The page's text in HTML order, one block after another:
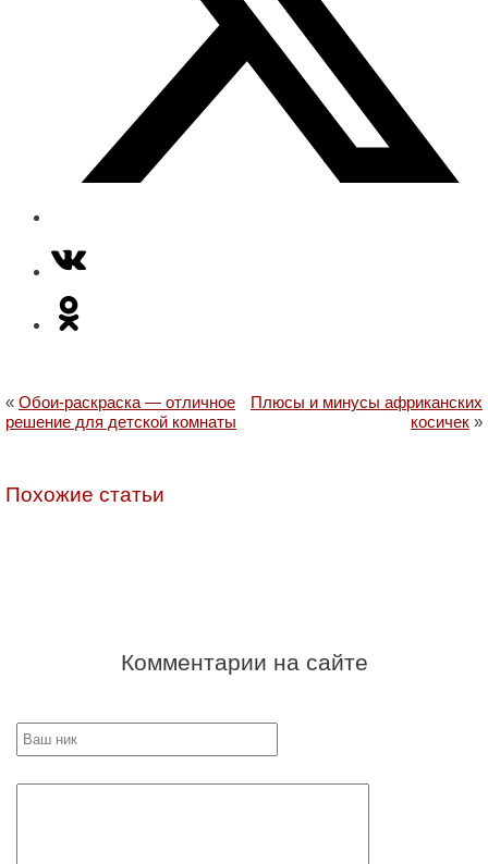
« Обои-раскраска — отличное
решение для детской комнаты
Плюсы и минусы африканских
косичек »
Похожие статьи
Комментарии на сайте